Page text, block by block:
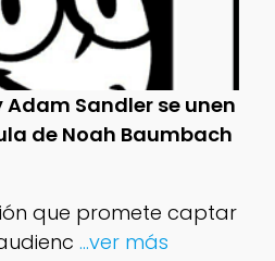
Adam Sandler se unen
de Noah Baumbach
que promete captar
...ver más